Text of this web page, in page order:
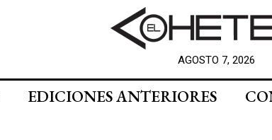
AGOSTO 7, 2026
EDICIONES ANTERIORES